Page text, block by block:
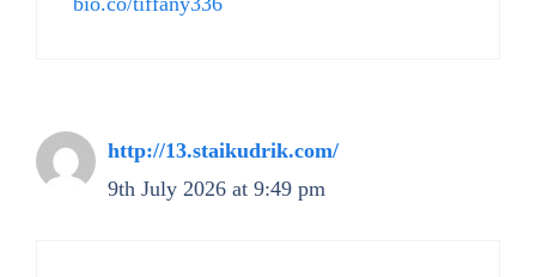
http://13.staikudrik.com/
9th July 2026 at 9:49 pm